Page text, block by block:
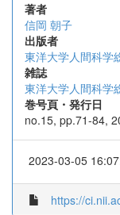
著者
信岡 朝子
出版者
東洋大学人間科学
雑誌
東洋大学人間科学
巻号頁・発行日
no.15, pp.71-84,
2023-03-05
https://